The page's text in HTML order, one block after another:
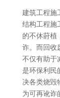
建筑工程施
结构工程施
的不休莳植
诈。而回收
不仅有助于
是环保利民
决各类烧毁
为可再讹诈